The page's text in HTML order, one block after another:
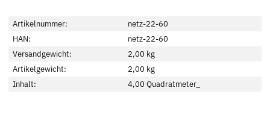
Artikelnummer:
netz-22-60
HAN:
netz-22-60
Versandgewicht:
2,00 kg
Artikelgewicht:
2,00 kg
Inhalt:
4,00 Quadratmeter_